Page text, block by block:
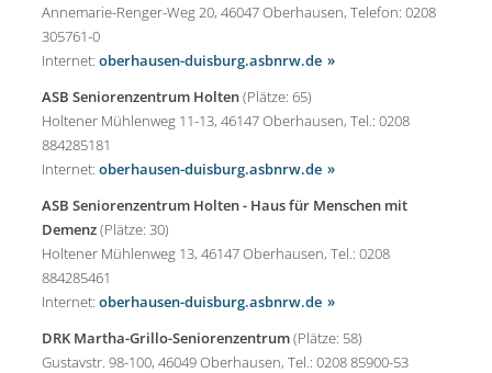
Annemarie-Renger-Weg 20, 46047 Oberhausen, Telefon: 0208
305761-0
Internet: oberhausen-duisburg.asbnrw.de
ASB Seniorenzentrum Holten(Plätze: 65)
Holtener Mühlenweg 11-13, 46147 Oberhausen, Tel.: 0208
884285181
Internet: oberhausen-duisburg.asbnrw.de
ASB Seniorenzentrum Holten - Haus für Menschen mit
Demenz(Plätze: 30)
Holtener Mühlenweg 13, 46147 Oberhausen, Tel.: 0208
884285461
Internet: oberhausen-duisburg.asbnrw.de
DRK Martha-Grillo-Seniorenzentrum(Plätze: 58)
Gustavstr. 98-100, 46049 Oberhausen, Tel.: 0208 85900-53